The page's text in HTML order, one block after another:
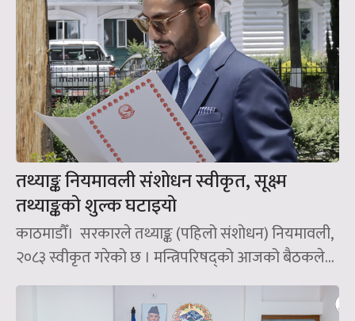
तथ्याङ्क नियमावली संशोधन स्वीकृत, सूक्ष्म
तथ्याङ्कको शुल्क घटाइयो
काठमाडौँ। सरकारले तथ्याङ्क (पहिलो संशोधन) नियमावली,
२०८३ स्वीकृत गरेको छ । मन्त्रिपरिषद्को आजको बैठकले...